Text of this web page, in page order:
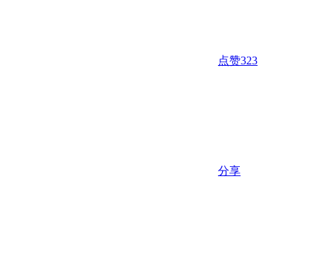
点赞323
分享